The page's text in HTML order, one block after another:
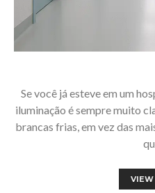
Se você já esteve em um
iluminação é sempre muito
brancas frias, em vez das